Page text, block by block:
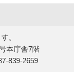
。
本庁舎7階
839-2659